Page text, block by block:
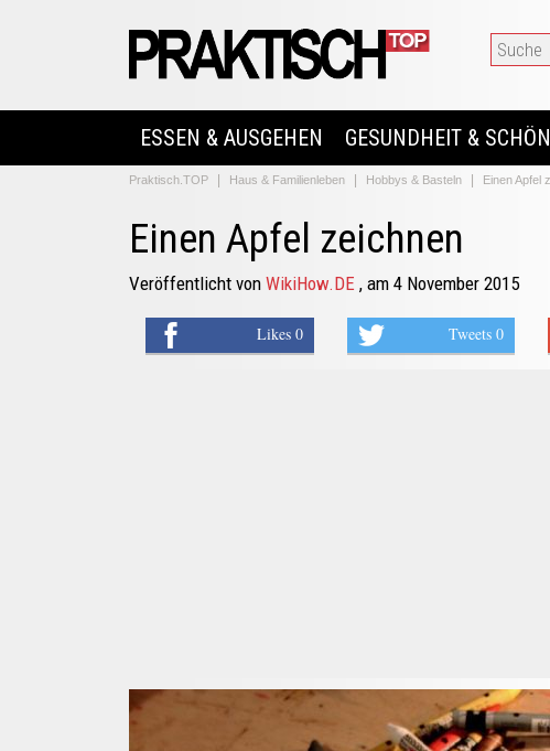
ESSEN & AUSGEHEN GESUNDHEIT &
Praktisch.TOP Haus & Familienleben Hobbys & Basteln Einen Apfel
Einen Apfel zeichnen
Veröffentlicht von WikiHow.DE , am 4 November 2015
Likes 0 Tweets 0